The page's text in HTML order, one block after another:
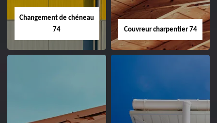
Changement de chéneau
74
Couvreur charpentier 74